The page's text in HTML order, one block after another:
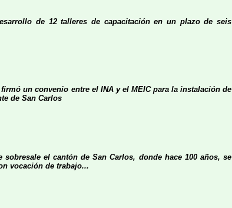
de 12 talleres de capacitación en un plazo de seis
un convenio entre el INA y el MEIC para la instalación de
de San Carlos
el cantón de San Carlos, donde hace 100 años, se
vocación de trabajo...